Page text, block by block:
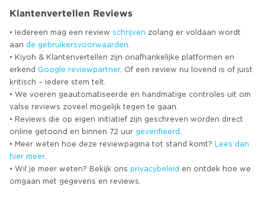
Klantenvertellen Reviews
• Iedereen mag een review schrijven zolang er voldaan wordt
aan de gebruikersvoorwaarden
• Kiyoh & Klantenvertellen zijn onafhankelijke platformen en
erkend Google reviewpartner. Of een review nu lovend is of juist
kritisch – iedere stem telt.
• We voeren geautomatiseerde en handmatige controles uit om
valse reviews zoveel mogelijk tegen te gaan.
• Reviews die op eigen initiatief zijn geschreven worden direct
online getoond en binnen 72 uur geverifieerd
• Meer weten hoe deze reviewpagina tot stand komt?
Lees dan
hier meer.
• Wil je meer weten? Bekijk ons privacybeleid en ontdek hoe we
omgaan met gegevens en reviews.